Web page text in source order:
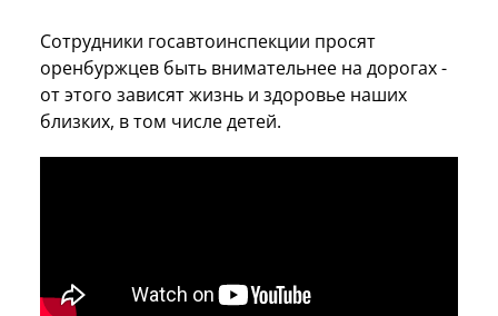
Сотрудники госавтоинспекции просят
оренбуржцев быть внимательнее на дорогах -
от этого зависят жизнь и здоровье наших
близких, в том числе детей.